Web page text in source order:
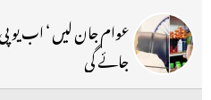
عوام جان لیں ‘ اب یو پی
جائے گی